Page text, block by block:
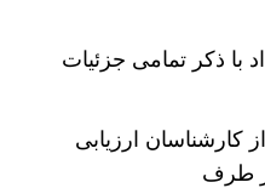
با ذکر تمامی جزئیات
کارشناسان ارزیابی
طرف